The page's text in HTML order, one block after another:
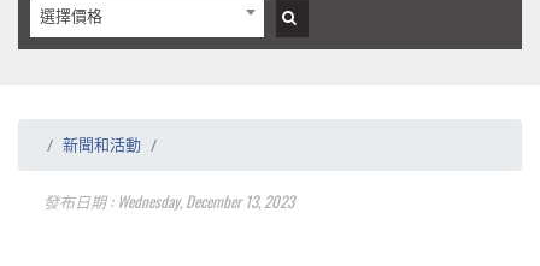
選擇價格
新聞和活動
發布日期 : Wednesday, December 13, 2023